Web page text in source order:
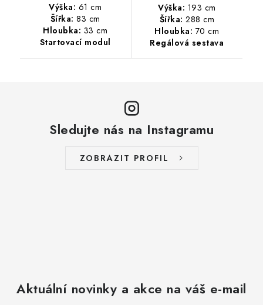
Výška: 61 cm
Šířka: 83 cm
Hloubka: 33 cm
Startovací modul
Výška: 193 cm
Šířka: 288 cm
Hloubka: 70 cm
Regálová sestava
Sledujte nás na Instagramu
ZOBRAZIT PROFIL
Aktuální novinky a akce na váš e-mail